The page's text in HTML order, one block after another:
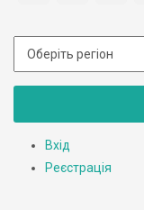
Вхід
Реєстрація